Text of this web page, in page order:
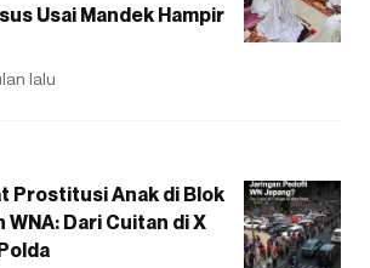
Usai Mandek Hampir
lalu
Prostitusi Anak di Blok
WNA: Dari Cuitan di X